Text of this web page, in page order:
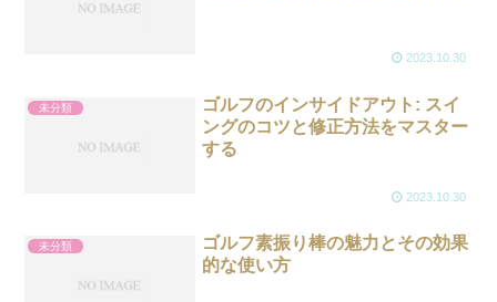
2023.10.30
未分類
ゴルフのインサイドアウト: スイ
ングのコツと修正方法をマスター
する
2023.10.30
未分類
ゴルフ素振り棒の魅力とその効果
的な使い方